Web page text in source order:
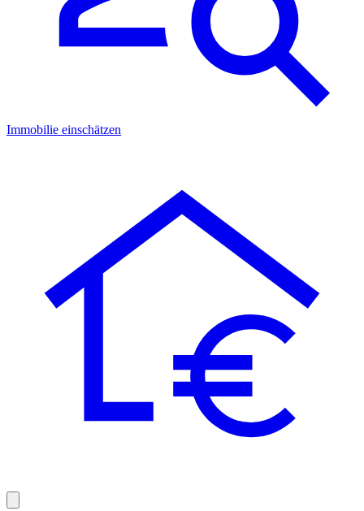
Immobilie einschätzen